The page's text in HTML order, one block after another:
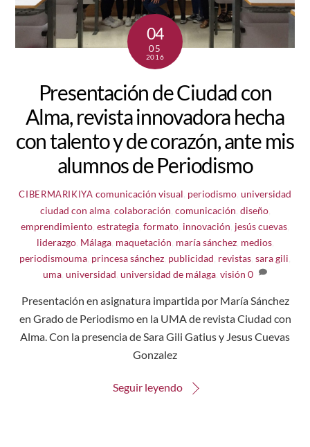
04
05
2016
Presentación de Ciudad con
Alma, revista innovadora hecha
con talento y de corazón, ante mis
alumnos de Periodismo
CIBERMARIKIYA comunicación visual periodismo, universidad
ciudad con alma, colaboración comunicación diseño,
emprendimiento estrategia formato innovación jesús cuevas
liderazgo, Málaga, maquetación maría sánchez, medios,
periodismouma princesa sánchez publicidad revistas sara gili
uma ,universidad ,universidad de málaga ,visión 0
Presentación en asignatura impartida por María Sánchez
en Grado de Periodismo en la UMA de revista Ciudad con
Alma. Con la presencia de Sara Gili Gatius y Jesus Cuevas
Gonzalez
Seguir leyendo